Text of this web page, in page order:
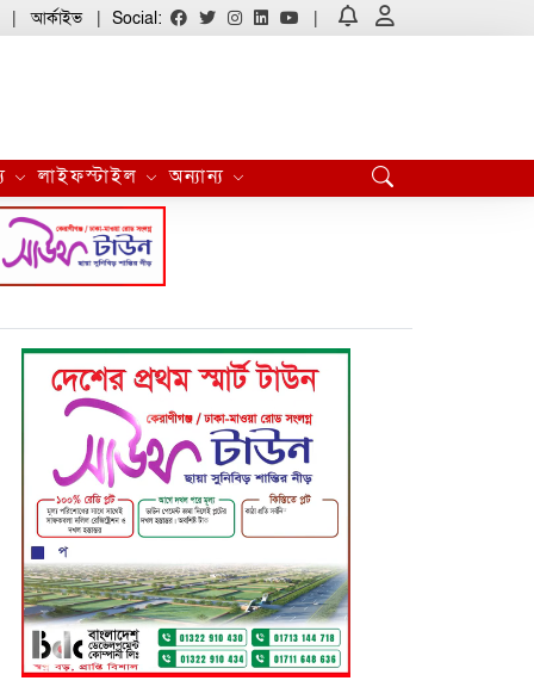
আর্কাইভ Social:
লাইফস্টাইল অন্যান্য